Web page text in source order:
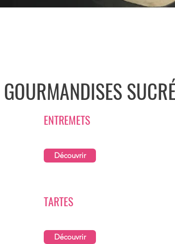
GOURMANDISES
ENTREMETS
Découvrir
TARTES
Découvrir